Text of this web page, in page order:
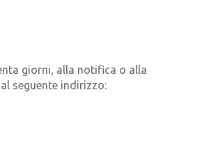
giorni, alla notifica o alla
seguente indirizzo: